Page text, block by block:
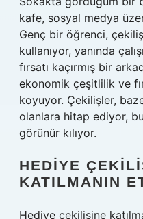
kafe, sosyal medya
Genç bir öğrenci,
kullanıyor, yanında
fırsatı kaçırmış bir
ekonomik çeşitlilik ve
koyuyor. Çekilişler,
olanlara hitap ediyor,
görünür kılıyor.
HEDIYE
KATILMANIN
Hediye çekilişine